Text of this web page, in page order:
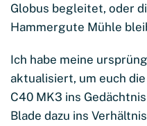
Globus begleitet, oder
Hammergute Mühle
Ich habe meine
aktualisiert, um euch
C40 MK3 ins
Blade dazu ins